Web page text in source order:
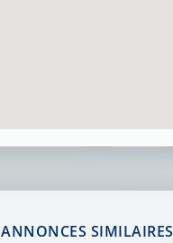
ANNONCES SIMILAIRES